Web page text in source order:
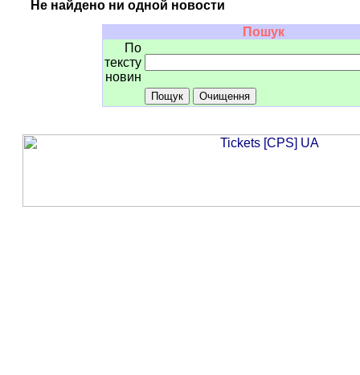
Не найдено ни одной новости
Пошук
По
тексту
новин